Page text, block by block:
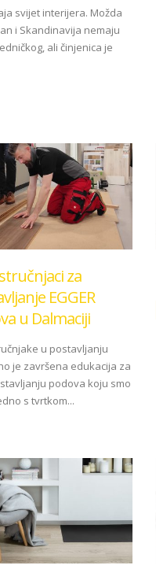
svijet interijera. Možda
i Skandinavija nemaju
ali činjenica je
za
EGGER
u Dalmaciji
u postavljanju
je završena edukacija za
podova koju smo
s tvrtkom...